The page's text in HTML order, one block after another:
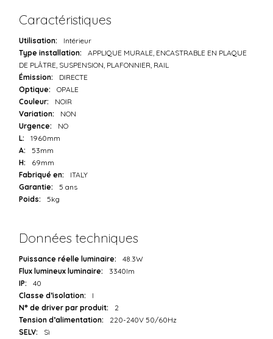
Caractéristiques
Utilisation:
Intérieur
Type installation:
APPLIQUE MURALE, ENCASTRABLE EN PLAQUE
DE PLÂTRE, SUSPENSION, PLAFONNIER, RAIL
Émission:
DIRECTE
Optique:
OPALE
Couleur:
NOIR
Variation:
NON
Urgence:
NO
L:
1960mm
A:
53mm
H:
69mm
Fabriqué en:
ITALY
Garantie:
5 ans
Poids:
5kg
Données techniques
Puissance réelle luminaire:
48.3W
Flux lumineux luminaire:
3340lm
IP:
40
Classe d’isolation:
I
N° de driver par produit:
2
Tension d’alimentation:
220-240V 50/60Hz
SELV:
Sì